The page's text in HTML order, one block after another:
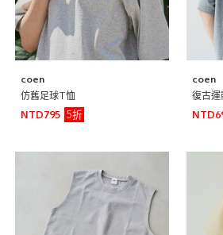
coen
仿舊足球T恤
NTD795
5折
coen
復古運